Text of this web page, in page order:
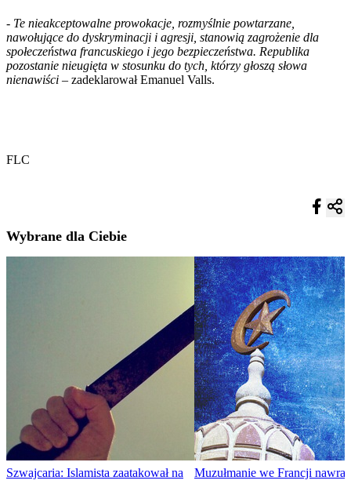
- Te nieakceptowalne prowokacje, rozmyślnie powtarzane,
nawołujące do dyskryminacji i agresji, stanowią zagrożenie dla
społeczeństwa francuskiego i jego bezpieczeństwa. Republika
pozostanie nieugięta w stosunku do tych, którzy głoszą słowa
nienawiści – zadeklarował Emanuel Valls.
FLC
Wybrane dla Ciebie
Szwajcaria: Islamista zaatakował na
Muzułmanie we Francji